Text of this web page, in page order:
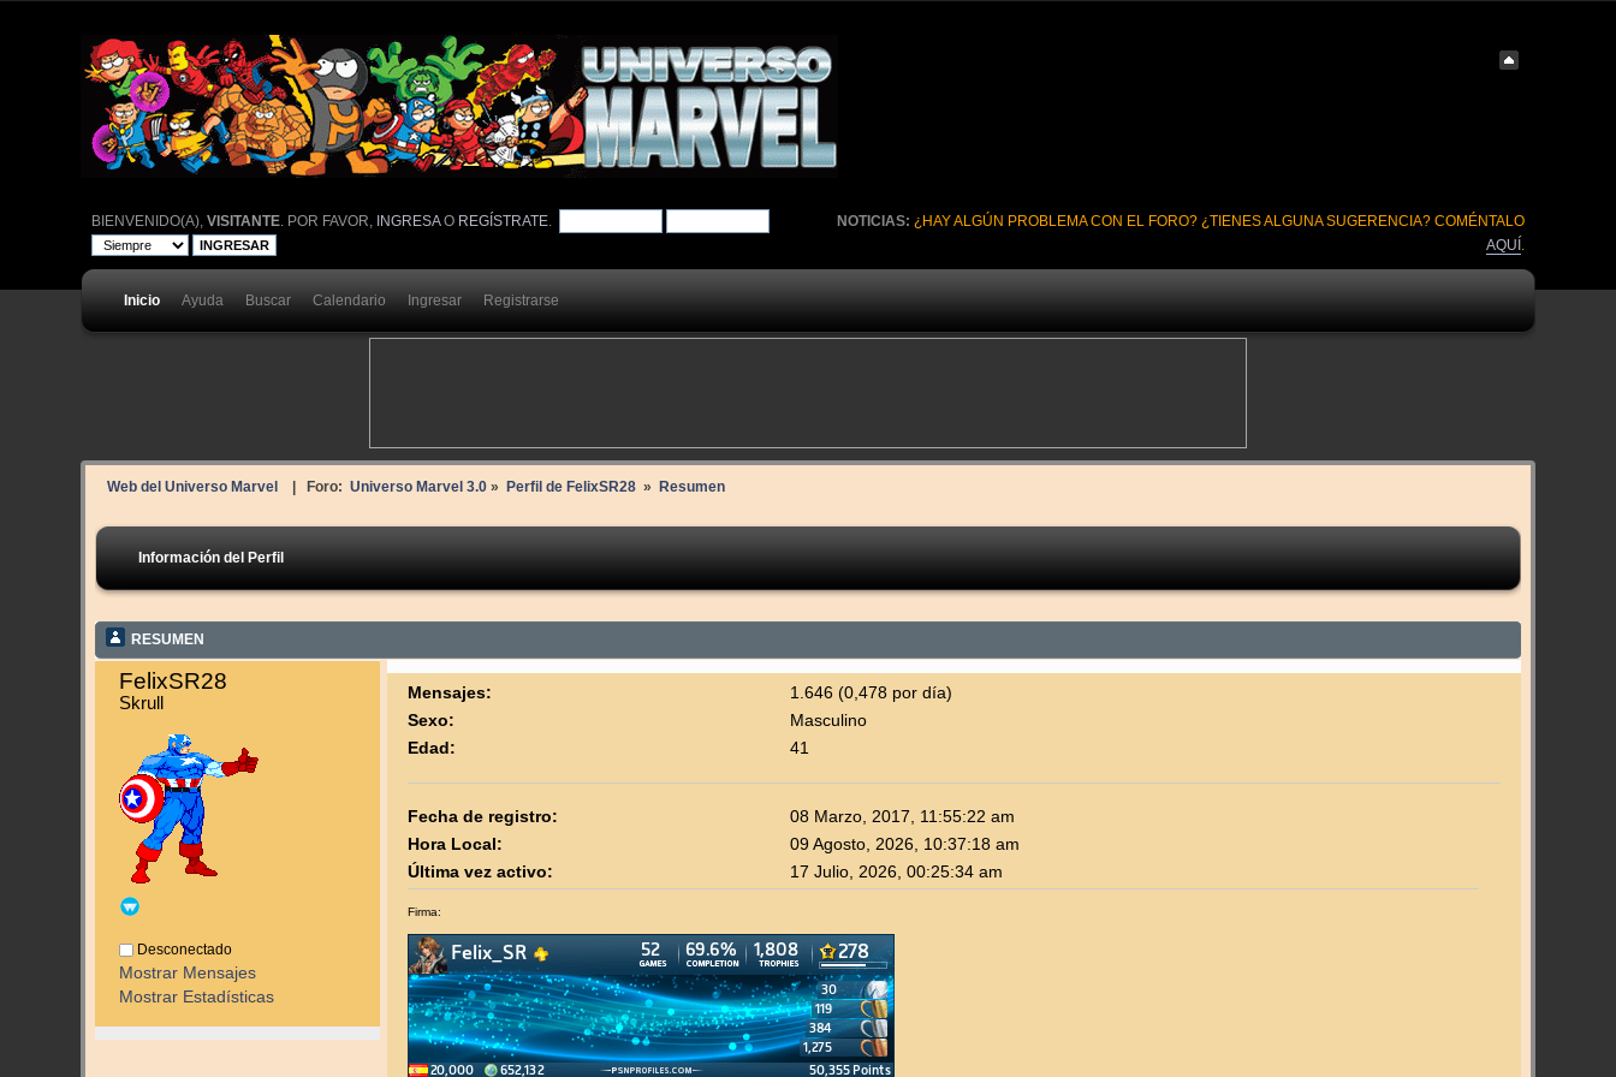
NOTICIAS: ¿HAY ALGÚN PROBLEMA CON EL FORO? ¿TIENES ALGUNA SUGERENCIA? COMÉNTALO
AQUÍ
BIENVENIDO(A), VISITANTE. POR FAVOR, INGRESAO REGÍSTRATE.
Inicio Ayuda Buscar Calendario Ingresar Registrarse
Web del Universo Marvel | Foro: Universo Marvel 3.0» Perfil de FelixSR28 » Resumen
Información del Perfil
RESUMEN
FelixSR28
Skrull
Desconectado
Mostrar Mensajes
Mostrar Estadísticas
Mensajes:
1.646 (0,478 por día)
Sexo:
Masculino
Edad:
41
Fecha de registro:
08 Marzo, 2017, 11:55:22 am
Hora Local:
09 Agosto, 2026, 10:37:18 am
Última vez activo:
17 Julio, 2026, 00:25:34 am
Firma: